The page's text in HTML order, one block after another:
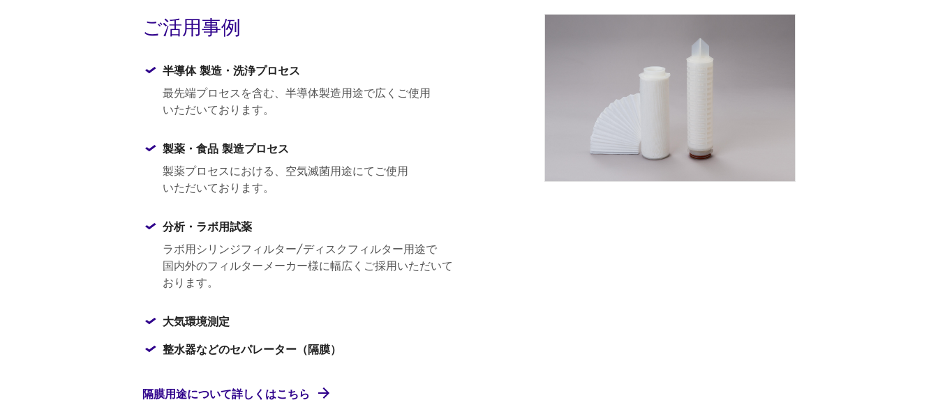
ご活用事例
半導体 製造・洗浄プロセス
最先端プロセスを含む、半導体製造用途で広くご使用
いただいております。
製薬・食品 製造プロセス
製薬プロセスにおける、空気滅菌用途にてご使用
いただいております。
分析・ラボ用試薬
ラボ用シリンジフィルター/ディスクフィルター用途で
国内外のフィルターメーカー様に幅広くご採用いただいて
おります。
大気環境測定
整水器などのセパレーター（隔膜）
隔膜用途について詳しくはこちら